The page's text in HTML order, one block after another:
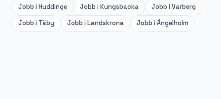
Jobb iHuddinge Jobb iKungsbacka Jobb iVarberg
Jobb i Täby Jobb iLandskrona Jobb iÄngelholm